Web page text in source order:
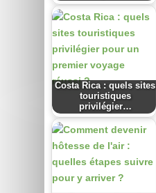
Costa Rica : quels sites
touristiques
privilégier…